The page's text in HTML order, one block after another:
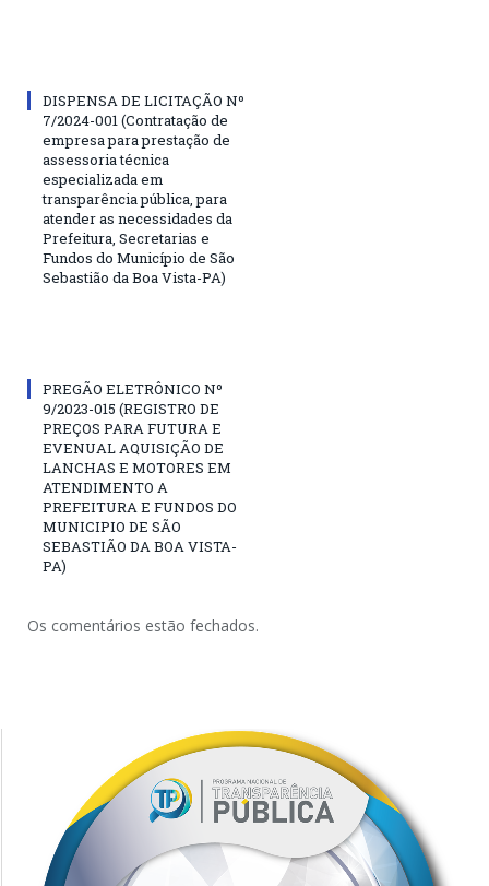
DISPENSA DE LICITAÇÃO Nº
7/2024-001 (Contratação de
empresa para prestação de
assessoria técnica
especializada em
transparência pública, para
atender as necessidades da
Prefeitura, Secretarias e
Fundos do Município de São
Sebastião da Boa Vista-PA)
PREGÃO ELETRÔNICO Nº
9/2023-015 (REGISTRO DE
PREÇOS PARA FUTURA E
EVENUAL AQUISIÇÃO DE
LANCHAS E MOTORES EM
ATENDIMENTO A
PREFEITURA E FUNDOS DO
MUNICIPIO DE SÃO
SEBASTIÃO DA BOA VISTA-
PA)
Os comentários estão fechados.